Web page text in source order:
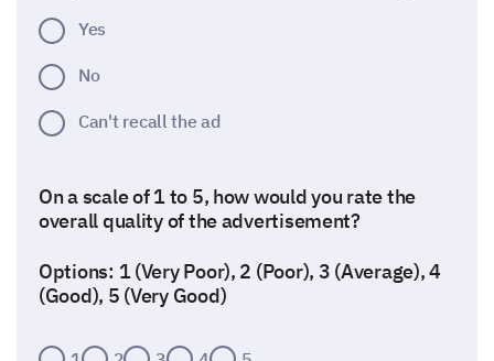
Yes
No
Can't recall the ad
On a scale of 1 to 5, how would you rate the
overall quality of the advertisement?
Options: 1 (Very Poor), 2 (Poor), 3 (Average), 4
(Good), 5 (Very Good)